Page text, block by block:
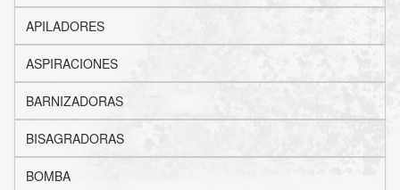
APILADORES
ASPIRACIONES
BARNIZADORAS
BISAGRADORAS
BOMBA